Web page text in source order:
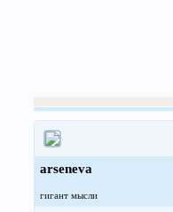
arseneva
гигант мысли